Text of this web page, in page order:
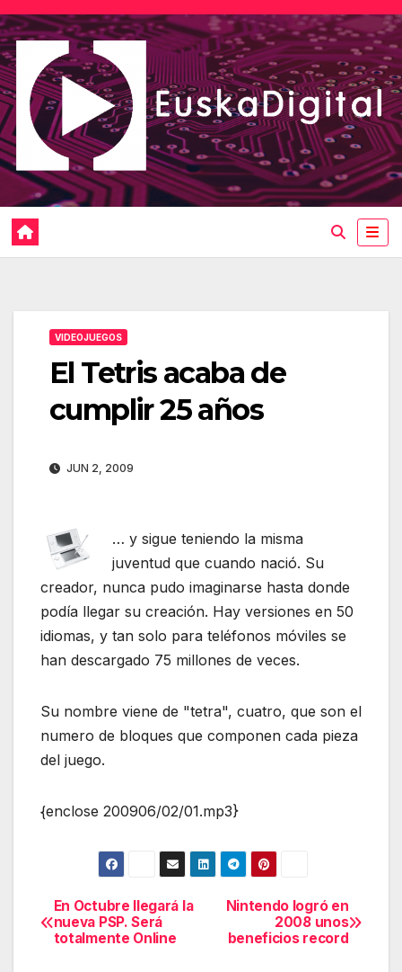
Saltar
al
contenido
VIDEOJUEGOS
El Tetris acaba de
cumplir 25 años
JUN 2, 2009
… y sigue teniendo la misma
juventud que cuando nació. Su
creador, nunca pudo imaginarse hasta donde
podía llegar su creación. Hay versiones en 50
idiomas, y tan solo para teléfonos móviles se
han descargado 75 millones de veces.
Su nombre viene de "tetra", cuatro, que son el
numero de bloques que componen cada pieza
del juego.
{enclose 200906/02/01.mp3}
Navegación
de
Nintendo logró en
2008 unos
beneficios record
En Octubre llegará la
nueva PSP. Será
totalmente Online